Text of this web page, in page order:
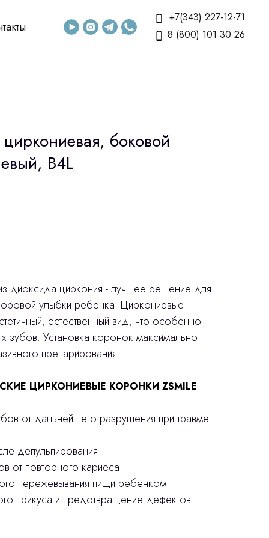
+7(343) 227-12-71
8 (800) 101 30 26
боковой
B4L
диоксида циркония - лучшее решение для
улыбки ребенка. Циркониевые
естественный вид, что особенно
зубов. Установка коронок максимально
препарирования.
ЦИРКОНИЕВЫЕ КОРОНКИ ZSMILE
от дальнейшего разрушения при травме
депульпирования
от повторного кариеса
пережевывания пищи ребенком
прикуса и предотвращение дефектов